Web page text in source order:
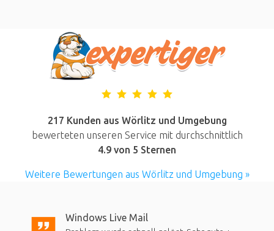
217 Kunden aus Wörlitz und Umgebung
bewerteten unseren Service mit durchschnittlich
4.9 von 5 Sternen
Weitere Bewertungen aus Wörlitz und Umgebung »
Windows Live Mail